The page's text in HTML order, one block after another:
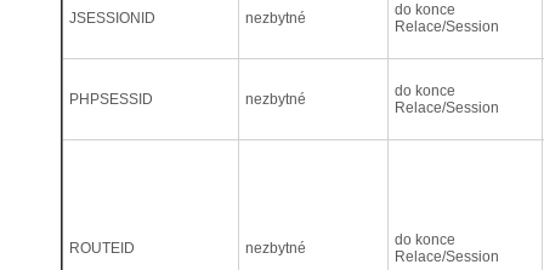
JSESSIONID nezbytné
do konce
Relace/Session
PHPSESSID nezbytné
do konce
Relace/Session
ROUTEID nezbytné
do konce
Relace/Session